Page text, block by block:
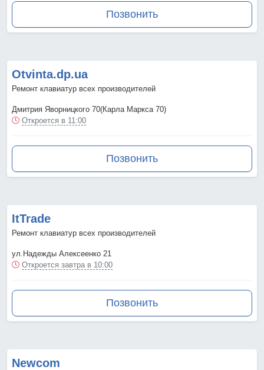
Позвонить
Otvinta.dp.ua
Ремонт клавиатур всех производителей
Дмитрия Яворницкого 70(Карла Маркса 70)
Откроется в 11:00
Позвонить
ItTrade
Ремонт клавиатур всех производителей
ул.Надежды Алексеенко 21
Откроется завтра в 10:00
Позвонить
Newcom